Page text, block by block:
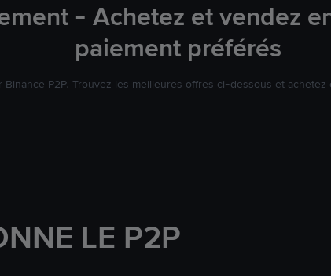
- Achetez et vendez
paiement préférés
Binance P2P. Trouvez les meilleures offres ci-dessous et
LE P2P